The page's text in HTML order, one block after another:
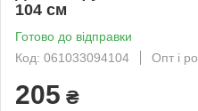
104 см
Готово до відправки
Код: 061033094104
Опт і
205 ₴